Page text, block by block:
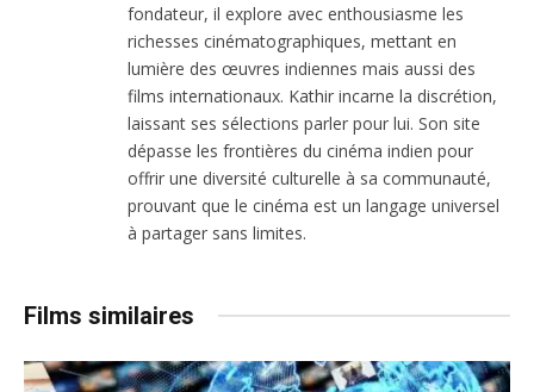
fondateur, il explore avec enthousiasme les
richesses cinématographiques, mettant en
lumière des œuvres indiennes mais aussi des
films internationaux. Kathir incarne la discrétion,
laissant ses sélections parler pour lui. Son site
dépasse les frontières du cinéma indien pour
offrir une diversité culturelle à sa communauté,
prouvant que le cinéma est un langage universel
à partager sans limites.
Films similaires